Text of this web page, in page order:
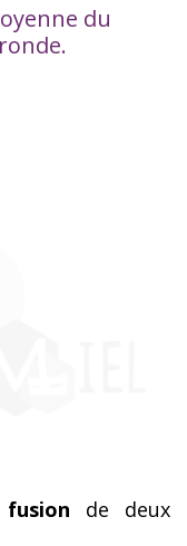
du
fusion de deux